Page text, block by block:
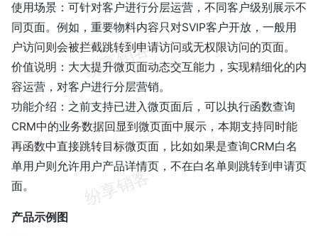
使用场景：可针对客户进行分层运营，不同客户级别展示不
同页面。例如，重要物料内容只对SVIP客户开放，一般用
户访问则会被拦截跳转到申请访问或无权限访问的页面。
价值说明：大大提升微页面动态交互能力，实现精细化的内
容运营，对客户进行分层营销。
功能介绍：之前支持已进入微页面后，可以执行函数查询
CRM中的业务数据回显到微页面中展示，本期支持同时能
再函数中直接跳转目标微页面，比如如果是查询CRM白名
单用户则允许用户产品详情页，不在白名单则跳转到申请页
面。
产品示例图